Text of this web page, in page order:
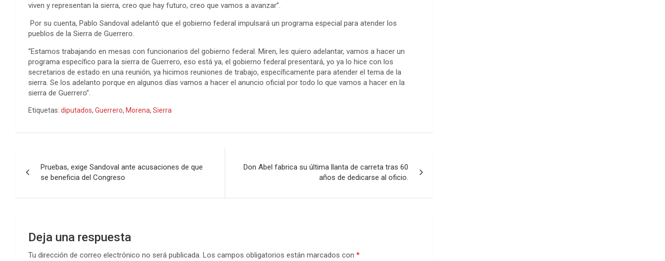
viven y representan la sierra, creo que hay futuro, creo que vamos a avanzar”.
Por su cuenta, Pablo Sandoval adelantó que el gobierno federal impulsará un programa especial para atender los
pueblos de la Sierra de Guerrero.
“Estamos trabajando en mesas con funcionarios del gobierno federal. Miren, les quiero adelantar, vamos a hacer un
programa específico para la sierra de Guerrero, eso está ya, el gobierno federal presentará, yo ya lo hice con los
secretarios de estado en una reunión, ya hicimos reuniones de trabajo, específicamente para atender el tema de la
sierra. Se los adelanto porque en algunos días vamos a hacer el anuncio oficial por todo lo que vamos a hacer en la
sierra de Guerrero”.
Etiquetas: diputados, Guerrero, Morena, Sierra
de
entradas
Pruebas, exige Sandoval ante acusaciones de que
se beneficia del Congreso
Don Abel fabrica su última llanta de carreta tras 60
años de dedicarse al oficio.
Deja una respuesta
Tu dirección de correo electrónico no será publicada. Los campos obligatorios están marcados con *